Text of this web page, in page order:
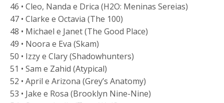
46 • Cleo, Nanda e Drica (H2O: Meninas Sereias)
47 • Clarke e Octavia (The 100)
48 • Michael e Janet (The Good Place)
49 • Noora e Eva (Skam)
50 • Izzy e Clary (Shadowhunters)
51 • Sam e Zahid (Atypical)
52 • April e Arizona (Grey’s Anatomy)
53 • Jake e Rosa (Brooklyn Nine-Nine)